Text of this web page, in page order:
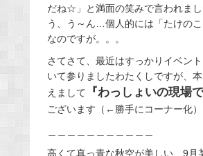
だね☆」と満面の笑みで言われまし
う、う～ん…個人的には「たけのこ
なのですが。。。
さてさて、最近はすっかりイベン
いて参りましたわたくしですが、
えまして
『わっしょいの現場
ございます（←勝手にコーナー化）
高くて真っ青な秋空が美しい、9月